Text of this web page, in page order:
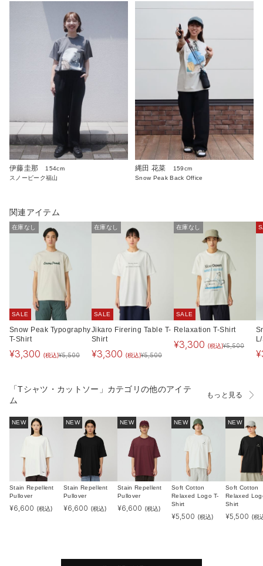
伊藤圭那
154cm
スノーピーク福山
縄田 花菜
159cm
Snow Peak Back Office
関連アイテム
在庫なし
SALE
Snow Peak Typography
T-Shirt
¥3,300 (税込)¥5,500
在庫なし
SALE
Jikaro Firering Table T-
Shirt
¥3,300 (税込)¥5,500
在庫なし
SALE
Relaxation T-Shirt
¥3,300 (税込)¥5,500
¥
「Tシャツ・カットソー」カテゴリの他のアイテ
ム
もっと見る
NEW
Stain Repellent
Pullover
¥6,600 (税込)
NEW
Stain Repellent
Pullover
¥6,600 (税込)
NEW
Stain Repellent
Pullover
¥6,600 (税込)
NEW
Soft Cotton
Relaxed Logo T-
Shirt
¥5,500 (税込)
NEW
Soft Cotton
Relaxed
Shirt
¥5,500 (税